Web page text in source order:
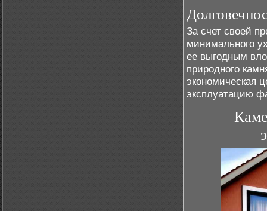
За счет своей
минимального
ее выгодным
природного
экономическая
эксплуатацию